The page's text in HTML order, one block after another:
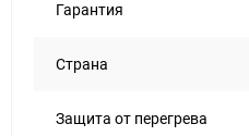
Гарантия
Страна
Защита от перегрева